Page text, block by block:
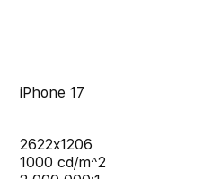
iPhone 17
2622x1206
1000 cd/m^2